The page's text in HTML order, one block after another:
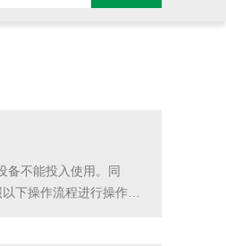
备不能投入使用。同
下操作流程进行操作：